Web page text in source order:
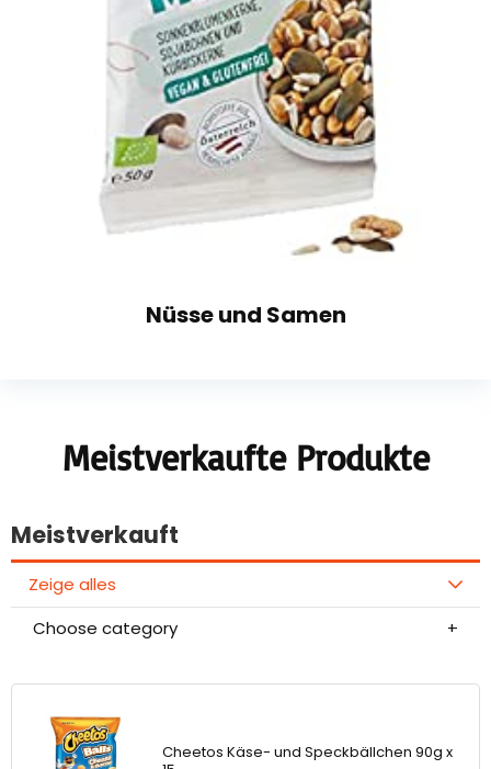
Nüsse und Samen
Meistverkaufte Produkte
Meistverkauft
Zeige alles
Choose category
Cheetos Käse- und Speckbällchen 90g x